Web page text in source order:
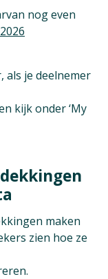
nog even
als je deelnemer
kijk onder ‘My
maken
zien hoe ze